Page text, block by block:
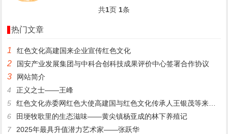
共1页 1条
热门文章
1 ​红色文化高建国来企业宣传红色文化
2 国安产业发展集团与中科合创科技成果评价中心签署合作协议
3
网站简介
4
正义之士——王峰
5
红色文化赤委网红色大使高建国与红色文化传承人王银茂等来登仙桥
6
田埂牧歌里的生态滋味——黄尖镇杨亚成的林下养殖记
7
2025年最具升值潜力艺术家——张跃华